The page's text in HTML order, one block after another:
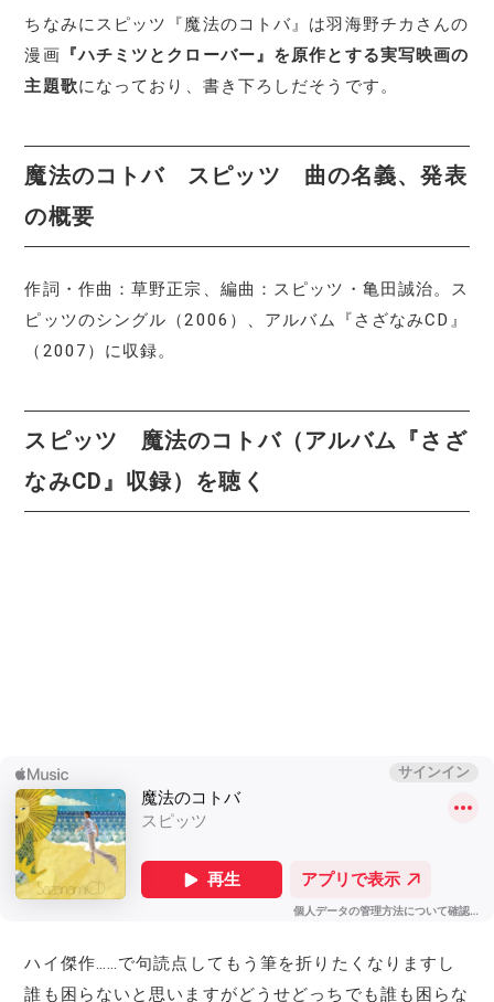
ちなみにスピッツ『魔法のコトバ』は羽海野チカさんの
漫画 『ハチミツとクローバー』を原作とする実写映画の
主題歌になっており、書き下ろしだそうです。
魔法のコトバ スピッツ 曲の名義、発表
の概要
作詞・作曲：草野正宗、編曲：スピッツ・亀田誠治。ス
ピッツのシングル（2006）、アルバム『さざなみCD』
（2007）に収録。
スピッツ 魔法のコトバ（アルバム『さざ
なみCD』収録）を聴く
ハイ傑作……で句読点してもう筆を折りたくなりますし
誰も困らないと思いますがどうせどっちでも誰も困らな